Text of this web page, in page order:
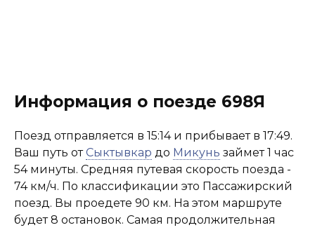
Информация о поезде 698Я
Поезд отправляется в 15:14 и прибывает в 17:49.
Ваш путь отСыктывкар до Микунь займет 1 час
54 минуты. Средняя путевая скорость поезда -
74 км/ч. По классификации это Пассажирский
поезд. Вы проедете 90 км. На этом маршруте
будет 8 остановок. Самая продолжительная